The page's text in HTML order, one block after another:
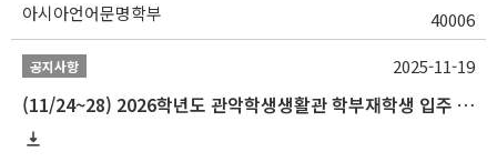
아시아언어문명학부 40006
공지사항
(11/24~28) 2026학년도 관악학생생활관 학부재학생 입주 신청 일정 안내
2025-11-19